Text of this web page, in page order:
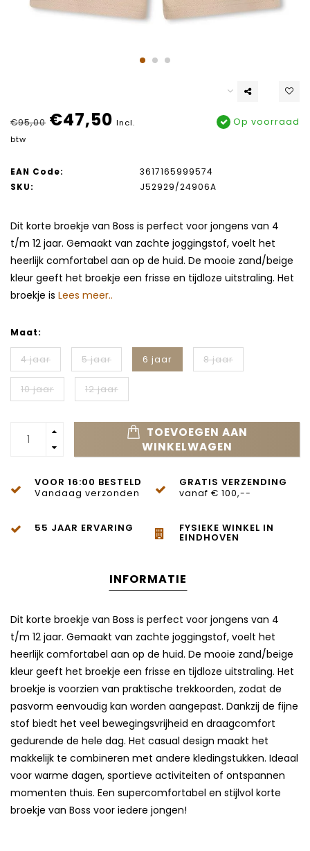
€95,00 €47,50 Incl.
btw
Op voorraad
EAN Code:
3617165999574
SKU:
J52929/24906A
Dit korte broekje van Boss is perfect voor jongens van 4
t/m 12 jaar. Gemaakt van zachte joggingstof, voelt het
heerlijk comfortabel aan op de huid. De mooie zand/beige
kleur geeft het broekje een frisse en tijdloze uitstraling. Het
broekje is Lees meer..
Maat:
4 jaar 5 jaar 6 jaar 8 jaar
10 jaar 12 jaar
TOEVOEGEN AAN
WINKELWAGEN
VOOR 16:00 BESTELD
Vandaag verzonden
GRATIS VERZENDING
vanaf € 100,--
55 JAAR ERVARING FYSIEKE WINKEL IN
EINDHOVEN
INFORMATIE
Dit korte broekje van Boss is perfect voor jongens van 4
t/m 12 jaar. Gemaakt van zachte joggingstof, voelt het
heerlijk comfortabel aan op de huid. De mooie zand/beige
kleur geeft het broekje een frisse en tijdloze uitstraling. Het
broekje is voorzien van praktische trekkoorden, zodat de
pasvorm eenvoudig kan worden aangepast. Dankzij de fijne
stof biedt het veel bewegingsvrijheid en draagcomfort
gedurende de hele dag. Het casual design maakt het
makkelijk te combineren met andere kledingstukken. Ideaal
voor warme dagen, sportieve activiteiten of ontspannen
momenten thuis. Een supercomfortabel en stijlvol korte
broekje van Boss voor iedere jongen!